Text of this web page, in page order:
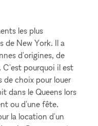
les plus
de New York. Il a
d'origines, de
pourquoi il est
de choix pour louer
dans le Queens lors
ou d'une fête.
la location d'un